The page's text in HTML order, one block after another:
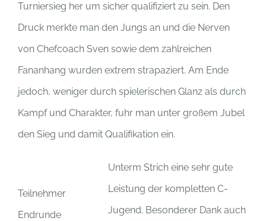
Turniersieg her um sicher qualifiziert zu sein. Den
Druck merkte man den Jungs an und die Nerven
von Chefcoach Sven sowie dem zahlreichen
Fananhang wurden extrem strapaziert. Am Ende
jedoch, weniger durch spielerischen Glanz als durch
Kampf und Charakter, fuhr man unter großem Jubel
den Sieg und damit Qualifikation ein.
Teilnehmer
Endrunde
Unterm Strich eine sehr gute
Leistung der kompletten C-
Jugend. Besonderer Dank auch